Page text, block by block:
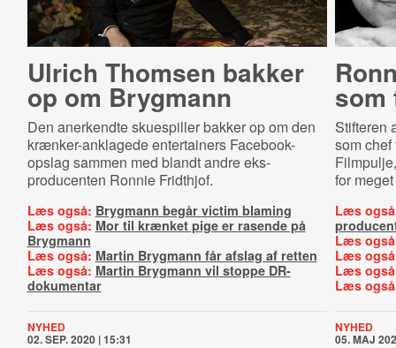
Ulrich Thomsen bakker
op om Brygmann
Den anerkendte skuespiller bakker op om den
krænker-anklagede entertainers Facebook-
opslag sammen med blandt andre eks-
producenten Ronnie Fridthjof.
Læs også: Brygmann begår victim blaming
Læs også: Mor til krænket pige er rasende på
Brygmann
Læs også: Martin Brygmann får afslag af retten
Læs også: Martin Brygmann vil stoppe DR-
dokumentar
som
Stifteren
som
for
Læs
Læs
Læs
Læs
Læs
NYHED
02. SEP. 2020 | 15:31
NYHED
05. MAJ